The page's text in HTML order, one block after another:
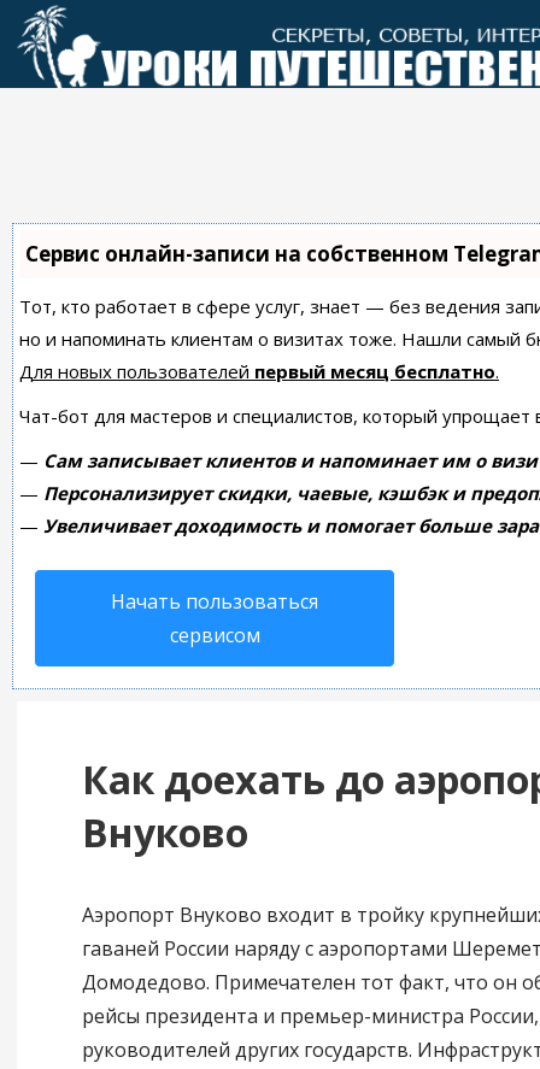
Перейти
контенту
Сервис онлайн-записи на собственном
Тот, кто работает в сфере услуг, знает — без ведения
но и напоминать клиентам о визитах тоже. Нашли самый
Для новых пользователей первый месяц бесплатно.
Чат-бот для мастеров и специалистов, который упрощает
— Сам записывает клиентов и напоминает им о
— Персонализирует скидки, чаевые, кэшбэк и
— Увеличивает доходимость и помогает больше
Начать пользоваться
сервисом
Как доехать до
Внуково
Аэропорт Внуково входит в тройку
гаваней России наряду с аэропортами
Домодедово. Примечателен тот факт, что он
рейсы президента и премьер-министра
руководителей других государств.